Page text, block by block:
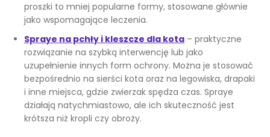
proszki to mniej popularne formy, stosowane głównie
jako wspomagające leczenia.
Spraye na pchły i kleszcze dla kota – praktyczne
rozwiązanie na szybką interwencję lub jako
uzupełnienie innych form ochrony. Można je stosować
bezpośrednio na sierści kota oraz na legowiska, drapaki
i inne miejsca, gdzie zwierzak spędza czas. Spraye
działają natychmiastowo, ale ich skuteczność jest
krótsza niż kropli czy obroży.